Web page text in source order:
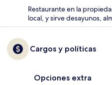
Restaurante en la
local, y sirve desayunos,
Cargos y políticas
Opciones extra